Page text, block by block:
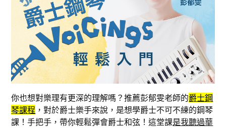
你也想對樂理有更深的理解嗎？推薦彭郁雯老師的爵士鋼
琴課程 ，對於爵士樂手來說，是想學爵士不可不練的鋼琴
課！手把手，帶你輕鬆彈會爵士和弦！這堂課是我聽過華